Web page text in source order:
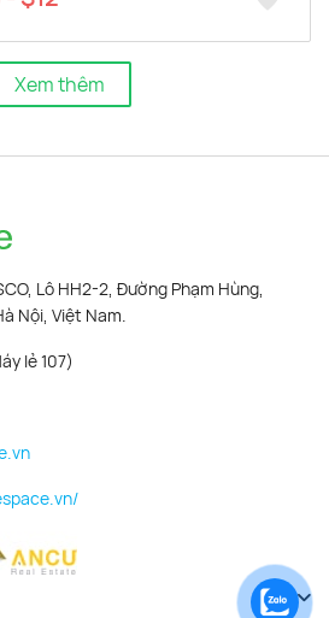
Xem thêm
Lô HH2-2, Đường Phạm Hùng,
Nội, Việt Nam.
lẻ 107)